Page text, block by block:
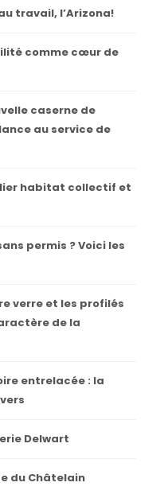
travail, l’Arizona!
comme cœur de
caserne de
au service de
habitat collectif et
permis ? Voici les
verre et les profilés
de la
entrelacée : la
Delwart
du Châtelain